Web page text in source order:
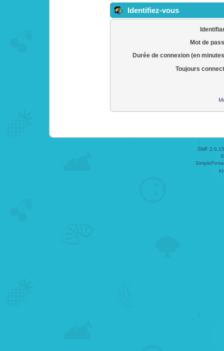
Identifiez-vous
Mot de
Durée de connexion (en
Toujours
SMF 2.0.15